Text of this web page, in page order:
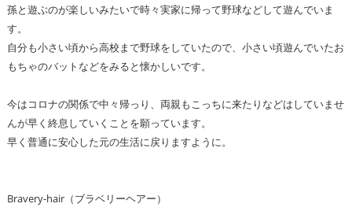
孫と遊ぶのが楽しいみたいで時々実家に帰って野球などして遊んでいま
す。
自分も小さい頃から高校まで野球をしていたので、小さい頃遊んでいたお
もちゃのバットなどをみると懐かしいです。
今はコロナの関係で中々帰っり、両親もこっちに来たりなどはしていませ
んが早く終息していくことを願っています。
早く普通に安心した元の生活に戻りますように。
Bravery-hair（ブラベリーヘアー）